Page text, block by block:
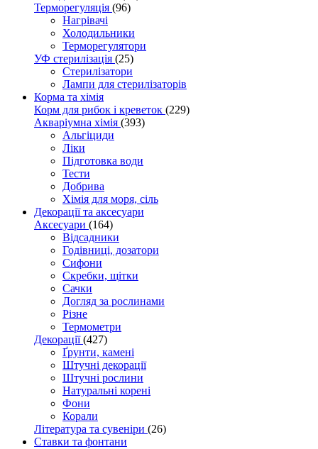
Терморегуляція (96)
Нагрівачі
Холодильники
Терморегулятори
УФ стерилізація (25)
Стерилізатори
Лампи для стерилізаторів
Корма та хімія
Корм для рибок і креветок (229)
Акваріумна хімія (393)
Альгіциди
Ліки
Підготовка води
Тести
Добрива
Хімія для моря, сіль
Декорації та аксесуари
Аксесуари (164)
Відсадники
Годівниці, дозатори
Сифони
Скребки, щітки
Сачки
Догляд за рослинами
Різне
Термометри
Декорації(427)
Ґрунти, камені
Штучні декорації
Штучні рослини
Натуральні корені
Фони
Корали
Література та сувеніри (26)
Ставки та фонтани